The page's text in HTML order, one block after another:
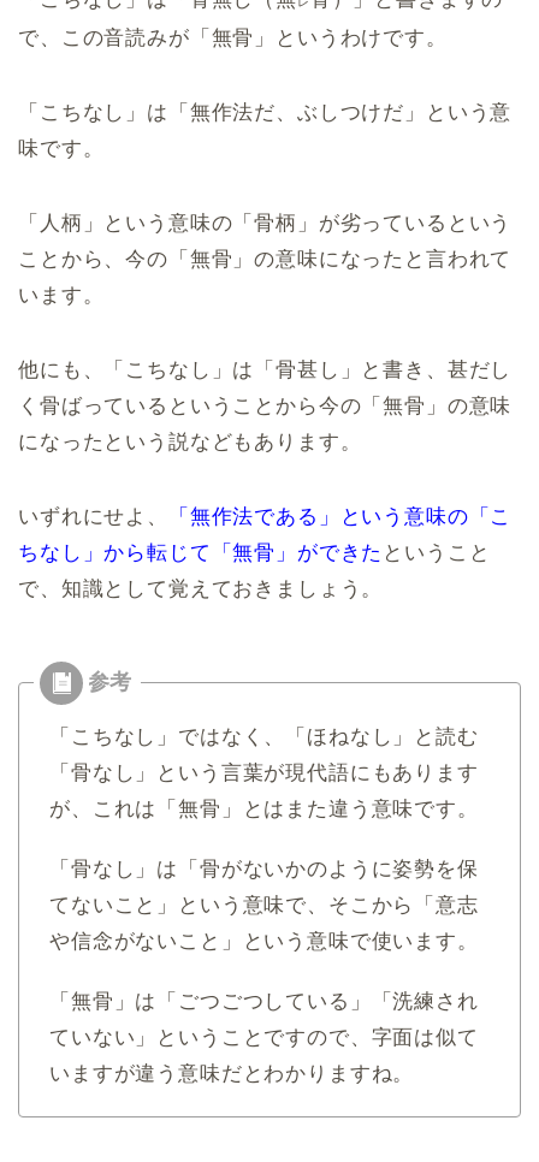
で、この音読みが「無骨」というわけです。
「こちなし」は「無作法だ、ぶしつけだ」という意
味です。
「人柄」という意味の「骨柄」が劣っているという
ことから、今の「無骨」の意味になったと言われて
います。
他にも、「こちなし」は「骨甚し」と書き、甚だし
く骨ばっているということから今の「無骨」の意味
になったという説などもあります。
いずれにせよ、
「無作法である」という意味の「こ
ちなし」から転じて「無骨」ができた ということ
で、知識として覚えておきましょう。
「こちなし」ではなく、「ほねなし」と読む
「骨なし」という言葉が現代語にもあります
が、これは「無骨」とはまた違う意味です。
「骨なし」は「骨がないかのように姿勢を保
てないこと」という意味で、そこから「意志
や信念がないこと」という意味で使います。
「無骨」は「ごつごつしている」「洗練され
ていない」ということですので、字面は似て
いますが違う意味だとわかりますね。